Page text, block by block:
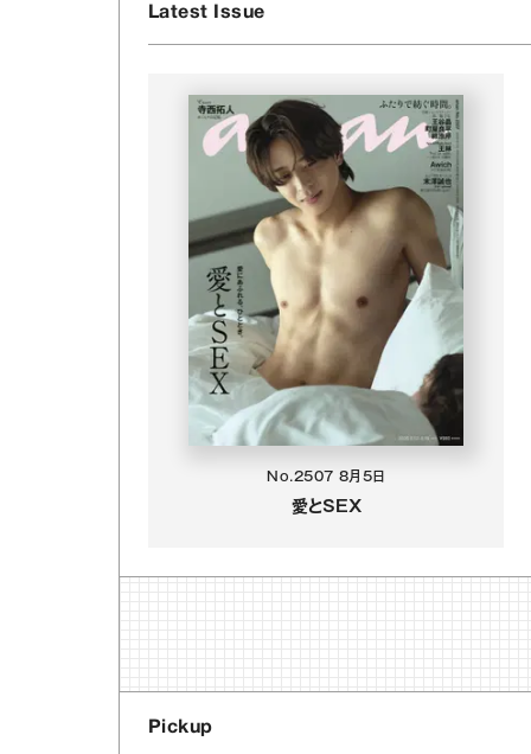
Latest Issue
No.2507 8月5日
愛とSEX
Pickup